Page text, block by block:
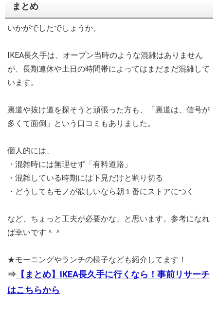
まとめ
いかがでしたでしょうか。
IKEA長久手は、オープン当時のような混雑はありません
が、長期連休や土日の時間帯によってはまだまだ混雑して
います。
裏道や抜け道を探そうと頑張った方も、「裏道は、信号が
多くて面倒」という口コミもありました。
個人的には、
・混雑時には無理せず「有料道路」
・混雑している時期には下見だけと割り切る
・どうしてもモノが欲しいなら朝１番にストアにつく
など、ちょっと工夫が必要かな、と思います。参考になれ
ば幸いです＾＾
★モーニングやランチの様子なども紹介してます！
⇒ 【まとめ】IKEA長久手に行くなら！事前リサーチ
はこちらから